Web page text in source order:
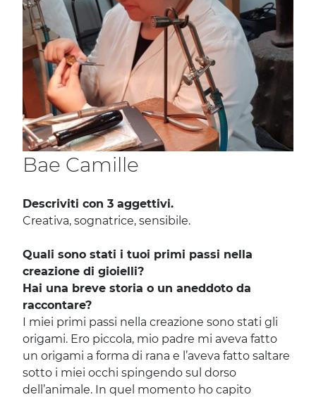
Bae Camille
Descriviti con 3 aggettivi.
Creativa, sognatrice, sensibile.
Quali sono stati i tuoi primi passi nella
creazione di gioielli?
Hai una breve storia o un aneddoto da
raccontare?
I miei primi passi nella creazione sono stati gli
origami. Ero piccola, mio padre mi aveva fatto
un origami a forma di rana e l’aveva fatto saltare
sotto i miei occhi spingendo sul dorso
dell’animale. In quel momento ho capito